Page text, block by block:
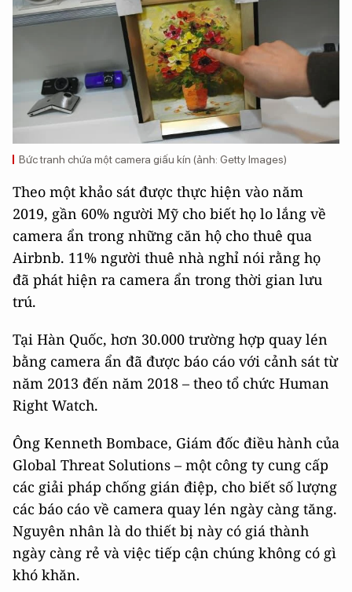
Bức tranh chứa một camera giấu kín (ảnh: Getty Images)
Theo một khảo sát được thực hiện vào năm
2019, gần 60% người Mỹ cho biết họ lo lắng về
camera ẩn trong những căn hộ cho thuê qua
Airbnb. 11% người thuê nhà nghỉ nói rằng họ
đã phát hiện ra camera ẩn trong thời gian lưu
trú.
Tại Hàn Quốc, hơn 30.000 trường hợp quay lén
bằng camera ẩn đã được báo cáo với cảnh sát từ
năm 2013 đến năm 2018 – theo tổ chức Human
Right Watch.
Ông Kenneth Bombace, Giám đốc điều hành của
Global Threat Solutions – một công ty cung cấp
các giải pháp chống gián điệp, cho biết số lượng
các báo cáo về camera quay lén ngày càng tăng.
Nguyên nhân là do thiết bị này có giá thành
ngày càng rẻ và việc tiếp cận chúng không có gì
khó khăn.